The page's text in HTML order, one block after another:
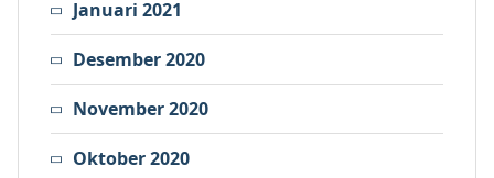
Januari 2021
Desember 2020
November 2020
Oktober 2020